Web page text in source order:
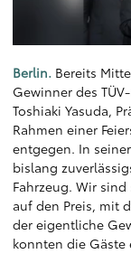
Berlin. Bereits
Gewinner des
Toshiaki Yasuda,
Rahmen einer
entgegen. In
bislang
Fahrzeug. Wir
auf den Preis, mit
der eigentliche
konnten die